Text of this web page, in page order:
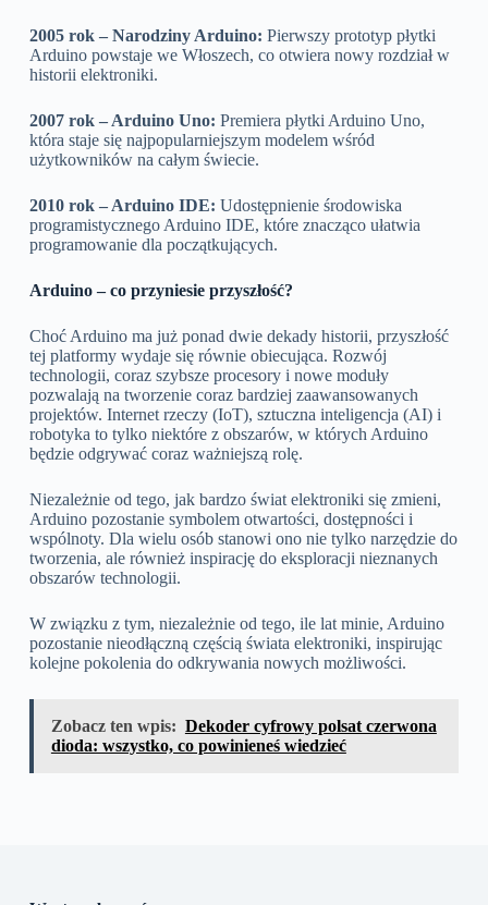
2005 rok – Narodziny Arduino: Pierwszy prototyp płytki
Arduino powstaje we Włoszech, co otwiera nowy rozdział w
historii elektroniki.
2007 rok – Arduino Uno: Premiera płytki Arduino Uno,
która staje się najpopularniejszym modelem wśród
użytkowników na całym świecie.
2010 rok – Arduino IDE: Udostępnienie środowiska
programistycznego Arduino IDE, które znacząco ułatwia
programowanie dla początkujących.
Arduino – co przyniesie przyszłość?
Choć Arduino ma już ponad dwie dekady historii, przyszłość
tej platformy wydaje się równie obiecująca. Rozwój
technologii, coraz szybsze procesory i nowe moduły
pozwalają na tworzenie coraz bardziej zaawansowanych
projektów. Internet rzeczy (IoT), sztuczna inteligencja (AI) i
robotyka to tylko niektóre z obszarów, w których Arduino
będzie odgrywać coraz ważniejszą rolę.
Niezależnie od tego, jak bardzo świat elektroniki się zmieni,
Arduino pozostanie symbolem otwartości, dostępności i
wspólnoty. Dla wielu osób stanowi ono nie tylko narzędzie do
tworzenia, ale również inspirację do eksploracji nieznanych
obszarów technologii.
W związku z tym, niezależnie od tego, ile lat minie, Arduino
pozostanie nieodłączną częścią świata elektroniki, inspirując
kolejne pokolenia do odkrywania nowych możliwości.
Zobacz ten wpis: Dekoder cyfrowy polsat czerwona
dioda: wszystko, co powinieneś wiedzieć